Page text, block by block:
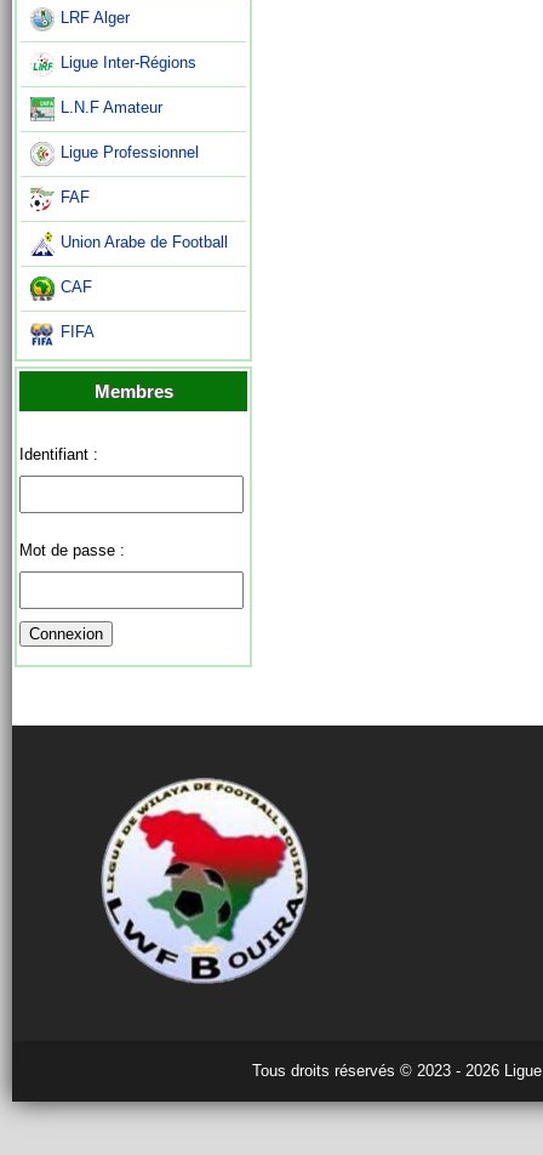
LRF Alger
Ligue Inter-Régions
L.N.F Amateur
Ligue Professionnel
FAF
Union Arabe de Football
CAF
FIFA
Membres
Identifiant :
Mot de passe :
Tous droits réservés © 2023 - 2026